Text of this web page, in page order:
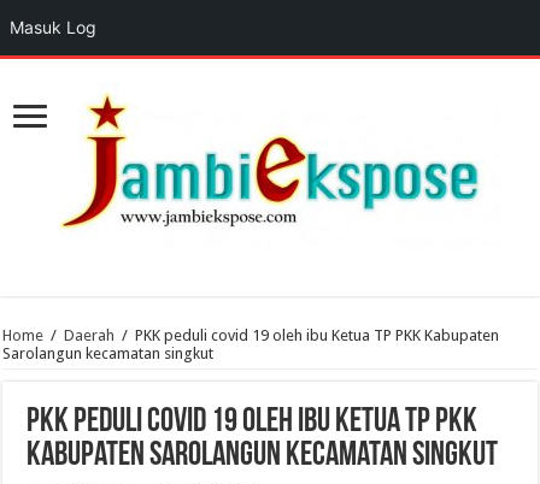
Home / Daerah / PKK peduli covid 19 oleh ibu Ketua TP PKK Kabupaten
Sarolangun kecamatan singkut
PKK peduli covid 19 oleh ibu Ketua TP PKK
Kabupaten Sarolangun kecamatan singkut
Masuk Log